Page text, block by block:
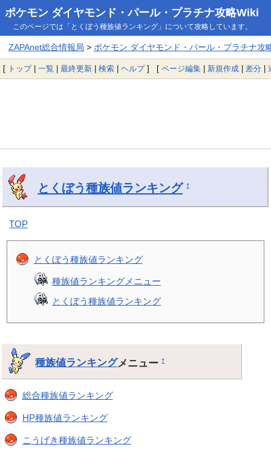
ポケモン ダイヤモンド・パール・プラチナ攻略Wiki
このページでは「とくぼう種族値ランキング」について攻略しています。
ZAPAnet総合情報局 > ポケモン ダイヤモンド・パール・プラチナ攻
[ トップ| 一覧 | 最終更新 | 検索 | ヘルプ] [ ページ編集 | 新規作成 | 差分 |
とくぼう種族値ランキング †
TOP
とくぼう種族値ランキング
種族値ランキングメニュー
とくぼう種族値ランキング
種族値ランキングメニュー†
総合種族値ランキング
HP種族値ランキング
こうげき種族値ランキング